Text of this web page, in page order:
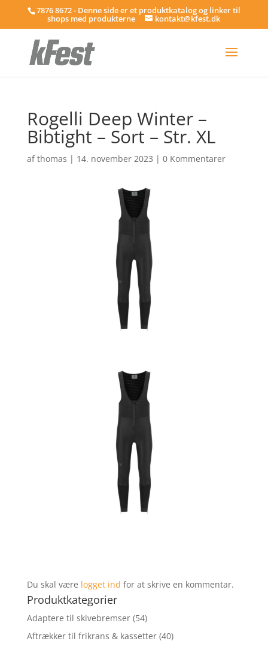
7876 8672 - Denne side er et produktkatalog og linker til
shops med produkterne kontakt@kfest.dk
Rogelli Deep Winter –
Bibtight – Sort – Str. XL
afthomas | 14. november 2023 | 0 Kommentarer
Du skal være logget ind for at skrive en kommentar.
Produktkategorier
Adaptere til skivebremser (54)
Aftrækker til frikrans & kassetter (40)